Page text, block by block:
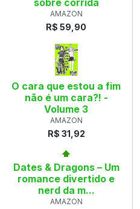
AMAZON
R$ 59,90
O cara que estou a fim
não é um cara?! -
Volume 3
AMAZON
R$ 31,92
Dates & Dragons – Um
romance divertido e
nerd da m...
AMAZON